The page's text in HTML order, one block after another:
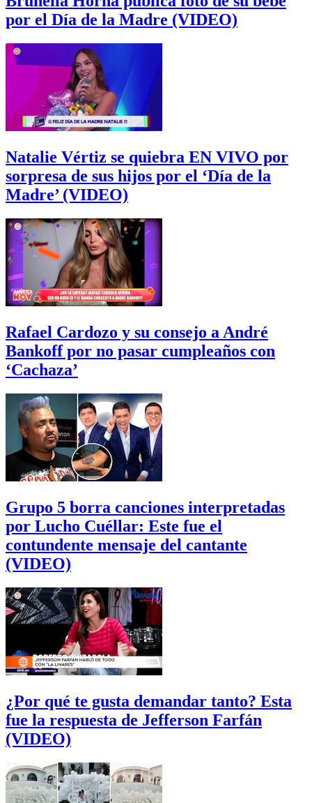
por el Día de la Madre (VIDEO)
Natalie Vértiz se quiebra EN VIVO por
sorpresa de sus hijos por el ‘Día de la
Madre’ (VIDEO)
Rafael Cardozo y su consejo a André
Bankoff por no pasar cumpleaños con
‘Cachaza’
Grupo 5 borra canciones interpretadas
por Lucho Cuéllar: Este fue el
contundente mensaje del cantante
(VIDEO)
¿Por qué te gusta demandar tanto? Esta
fue la respuesta de Jefferson Farfán
(VIDEO)